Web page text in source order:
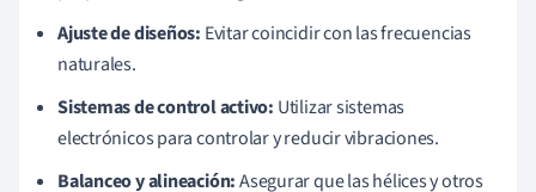
Ajuste de diseños: Evitar coincidir con las frecuencias
naturales.
Sistemas de control activo: Utilizar sistemas
electrónicos para controlar y reducir vibraciones.
Balanceo y alineación:Asegurar que las hélices y otros